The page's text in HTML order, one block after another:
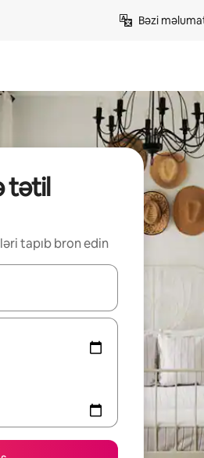
Bəzi
tətil
tapıb bron edin
ox düymələri ilə naviqasiya edin,